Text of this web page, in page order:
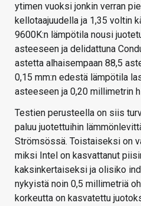
ytimen vuoksi jonkin verran
kellotaajuudella ja 1,35 voltin
9600K:n lämpötila nousi
asteeseen ja delidattuna
astetta alhaisempaan 88,5
0,15 mm:n edestä lämpötila
asteeseen ja 0,20 millimetrin
Testien perusteella on siis
paluu juotettuihin
Strömsössä. Toistaiseksi on
miksi Intel on kasvattanut
kaksinkertaiseksi ja olisiko
nykyistä noin 0,5 millimetriä
korkeutta on kasvatettu